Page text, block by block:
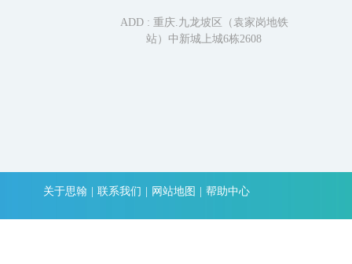
ADD : 重庆.九龙坡区（袁家岗地铁
站）中新城上城6栋2608
关于思翰 联系我们 网站地图 帮助中心